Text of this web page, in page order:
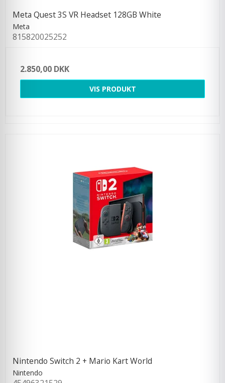
Meta Quest 3S VR Headset 128GB White
Meta
815820025252
2.850,00 DKK
VIS PRODUKT
Nintendo Switch 2 + Mario Kart World
Nintendo